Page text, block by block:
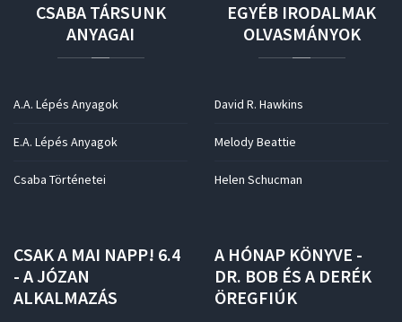
CSABA TÁRSUNK
ANYAGAI
A.A. Lépés Anyagok
E.A. Lépés Anyagok
Csaba Történetei
EGYÉB IRODALMAK
OLVASMÁNYOK
David R. Hawkins
Melody Beattie
Helen Schucman
CSAKA MAI NAPP! 6.4
- AJÓZAN
ALKALMAZÁS
A HÓNAP KÖNYVE -
DR. BOB ÉS A DERÉK
ÖREGFIÚK